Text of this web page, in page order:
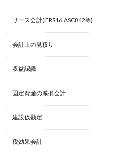
リース会計(IFRS16,ASC842等)
会計上の見積り
収益認識
固定資産の減損会計
建設仮勘定
税効果会計